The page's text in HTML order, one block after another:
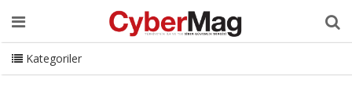
Ana Sayfa Hakkımızda Dergi Editörden
Danışmanlık
ISC Turkey Sizden Gelenler
İletişim
CyberMag Logo
Kategoriler